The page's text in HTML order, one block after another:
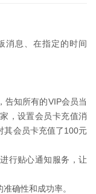
消息、在指定的时间
告知所有的VIP会员当
，设置会员卡充值消
其会员卡充值了100元
行贴心通知服务，让
确性和成功率。